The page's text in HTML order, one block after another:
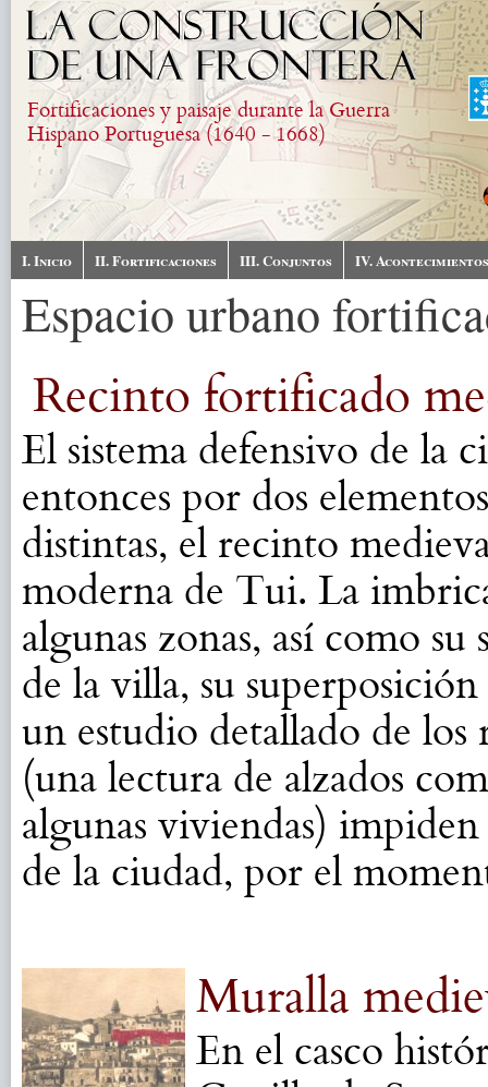
Skip to main content
Fortificaciones y paisaje durante la Guerra
Hispano Portuguesa (1640 - 1668)
I. Inicio II. Fortificaciones III. Conjuntos IV. Acontecimientos
Espacio urbano
Recinto fortificado
El sistema defensivo de la
entonces por dos
distintas, el recinto
moderna de Tui. La
algunas zonas, así como
de la villa, su
un estudio detallado de los
(una lectura de alzados
algunas viviendas)
de la ciudad, por el
Muralla
En el casco